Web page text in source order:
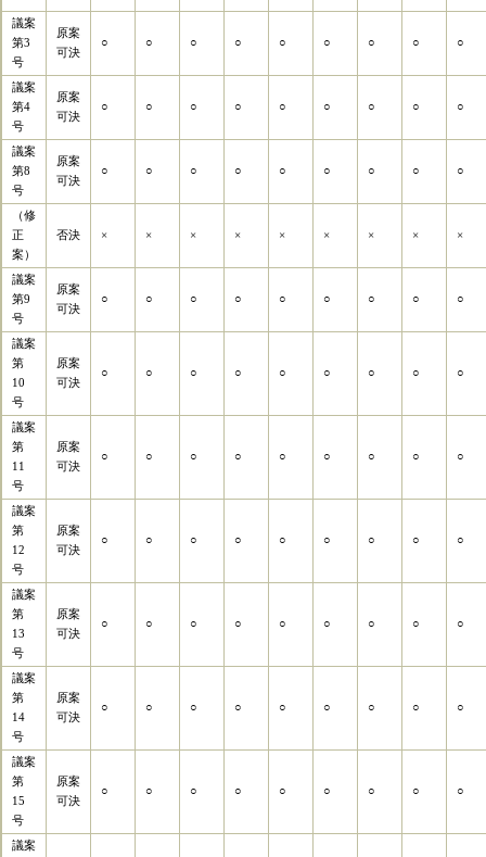
議案
第3
号
原案
可決
○ ○ ○ ○ ○ ○ ○ ○ ○
議案
第4
号
原案
可決
○ ○ ○ ○ ○ ○ ○ ○ ○
議案
第8
号
原案
可決
○ ○ ○ ○ ○ ○ ○ ○ ○
（修
正
案）
否決 × × × × × × × × ×
議案
第9
号
原案
可決
○ ○ ○ ○ ○ ○ ○ ○ ○
議案
第
10
号
原案
可決
○ ○ ○ ○ ○ ○ ○ ○ ○
議案
第
11
号
原案
可決
○ ○ ○ ○ ○ ○ ○ ○ ○
議案
第
12
号
原案
可決
○ ○ ○ ○ ○ ○ ○ ○ ○
議案
第
13
号
原案
可決
○ ○ ○ ○ ○ ○ ○ ○ ○
議案
第
14
号
原案
可決
○ ○ ○ ○ ○ ○ ○ ○ ○
議案
第
15
号
原案
可決
○ ○ ○ ○ ○ ○ ○ ○ ○
議案